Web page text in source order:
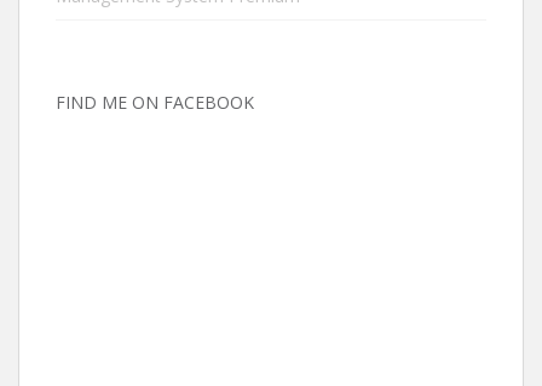
FIND ME ON FACEBOOK